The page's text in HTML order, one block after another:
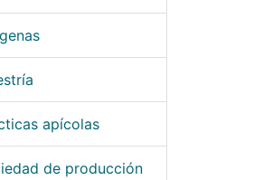
apícolas
de producción